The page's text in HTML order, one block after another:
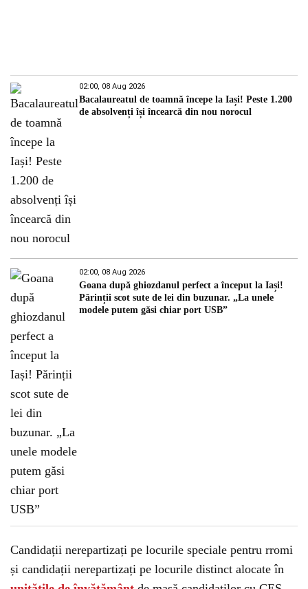
02:00, 08 Aug 2026
Bacalaureatul de toamnă începe la Iași! Peste 1.200
de absolvenți își încearcă din nou norocul
02:00, 08 Aug 2026
Goana după ghiozdanul perfect a început la Iași!
Părinții scot sute de lei din buzunar. „La unele
modele putem găsi chiar port USB”
Candidații nerepartizați pe locurile speciale pentru rromi
și candidații nerepartizați pe locurile distinct alocate în